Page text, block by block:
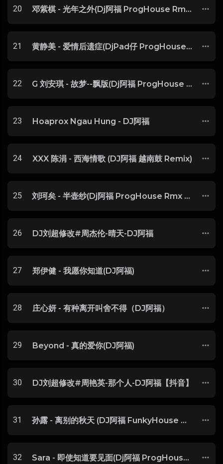
20 邓紫棋 - 光年之外(Dj阿福 ProgHouse Rmx 2018)
21 黄静美 - 爱情后遗症(DjPad仔 ProgHouse Mix国语女)开场版
22 G 刘安琪 - 故梦--飘版(Dj阿福 ProgHouse Rmx 2018).mp
23 Hoaprox Ngau Hung - DJ阿福
24 XXX 陈涓 - 西海情歌 (DJ阿福 越南鼓 Remix)
25 刘珂矣 - 半壶纱(Dj阿福 ProgHouse Rmx 2016)
26 DJ刘超修改#周杰伦-晴天-DJ阿福
27 郑伊健 - 我愿你知道(DJ阿福)
28 庄心妍 - 有种离开叫舍不得（DJ阿福）
29 Beyond - 真的爱你(DJ阿福)
30 DJ刘超修改#周艳英-那个人-DJ阿福【抖音】
31 孙露 - 离别的秋天 (DJ阿福 FunkyHouse Mix 咚鼓)
32 Sara - 即使知道要见面(Dj阿福 ProgHouse Mix)